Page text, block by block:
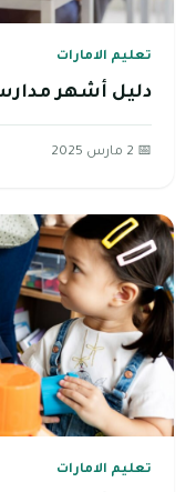
تعليم الامارات
دليل أشهر
📅 2 مارس 2025
تعليم الامارات